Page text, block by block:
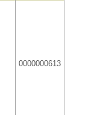
0000000613